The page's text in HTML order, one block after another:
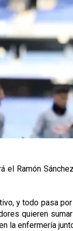
el Ramón
y todo pasa
quieren
la enfermería